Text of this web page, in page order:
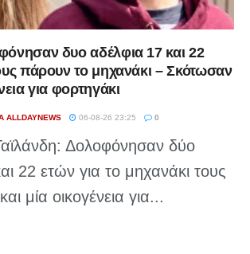
δυο αδέλφια 17 και 22
πάρουν το μηχανάκι – Σκότωσαν
για φορτηγάκι
06-08-26 23:25 0
Δολοφόνησαν δύο
22 ετών για το μηχανάκι τους
μία οικογένεια για...